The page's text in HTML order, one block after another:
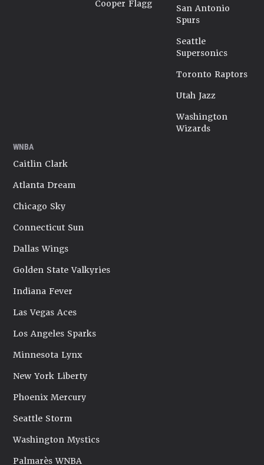
Cooper Flagg
San Antonio
Spurs
Seattle
Supersonics
Toronto Raptors
Utah Jazz
Washington
Wizards
WNBA
Caitlin Clark
Atlanta Dream
Chicago Sky
Connecticut Sun
Dallas Wings
Golden State Valkyries
Indiana Fever
Las Vegas Aces
Los Angeles Sparks
Minnesota Lynx
New York Liberty
Phoenix Mercury
Seattle Storm
Washington Mystics
Palmarès WNBA